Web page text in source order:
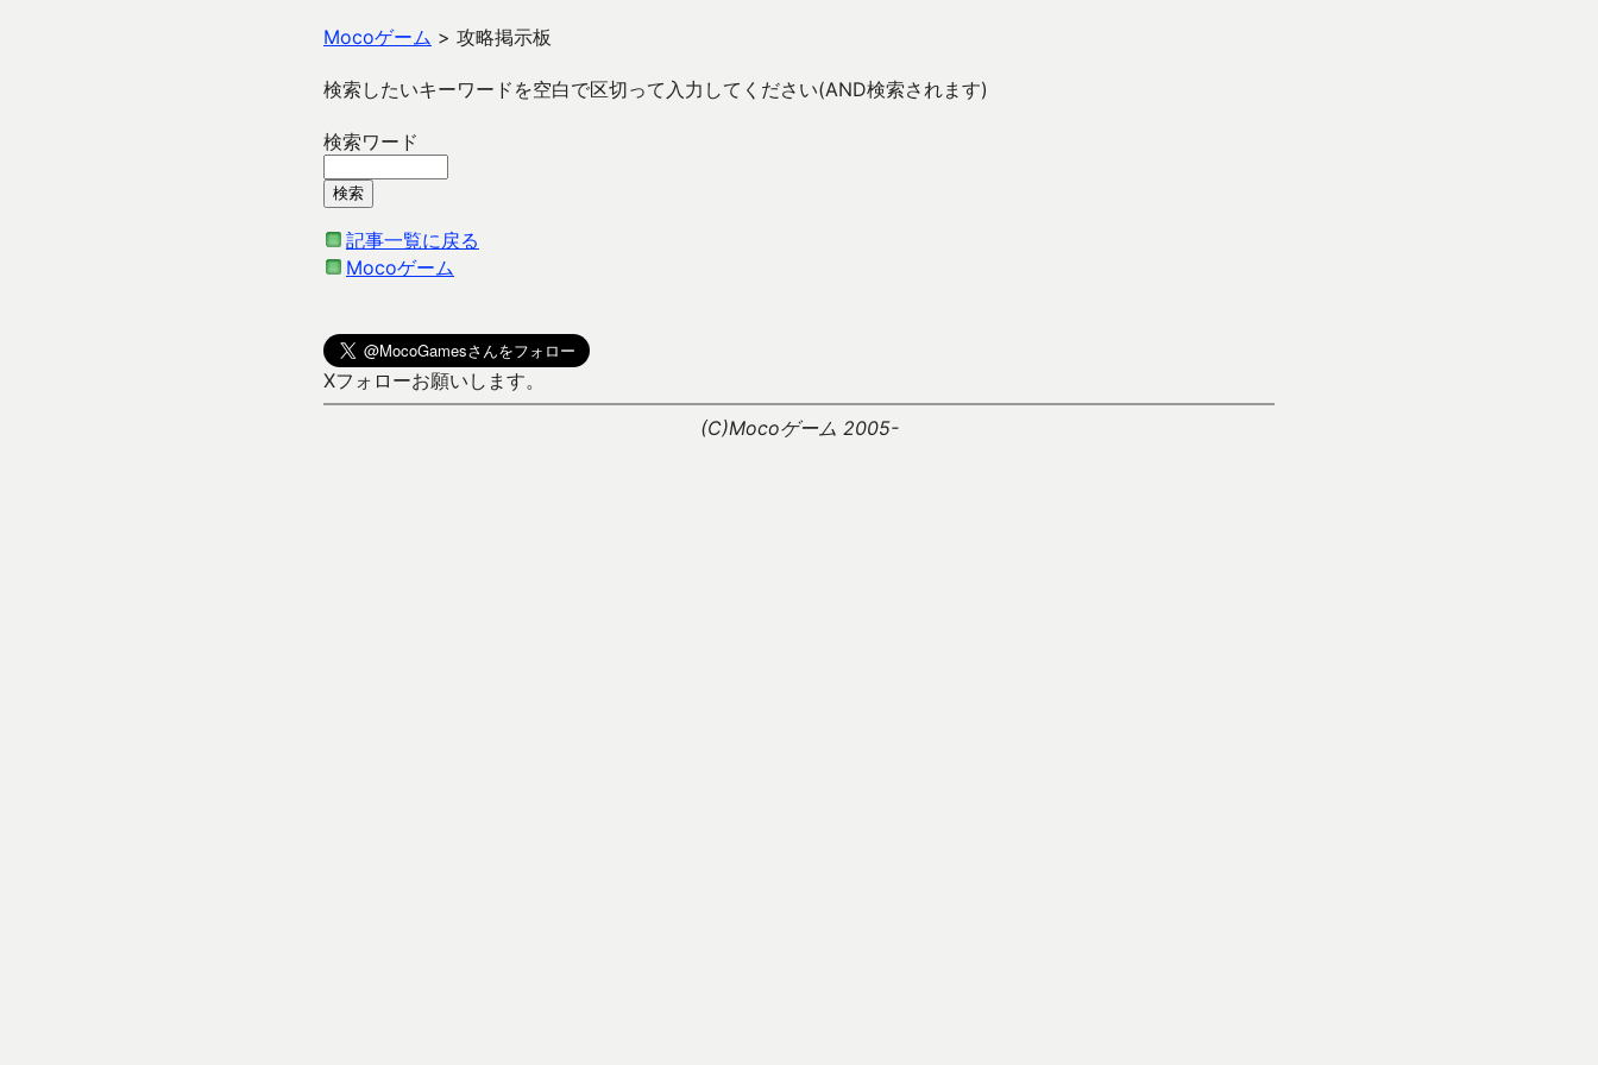
Mocoゲーム > 攻略掲示板
検索したいキーワードを空白で区切って入力してください(AND検索されます)
検索ワード
記事一覧に戻る
Mocoゲーム
Xフォローお願いします。
(C)Mocoゲーム 2005-